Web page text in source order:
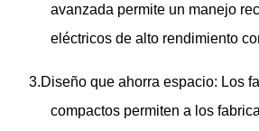
avanzada permite un manejo
eléctricos de alto rendimiento
3.Diseño que ahorra espacio: Los
compactos permiten a los